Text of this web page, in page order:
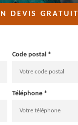
DEVIS GRATUIT
Code postal *
Téléphone *